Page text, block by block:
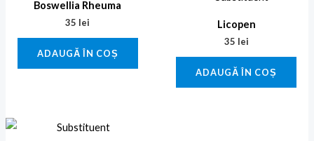
Boswellia Rheuma
35 lei
ADAUGĂ ÎN COȘ
Licopen
35 lei
ADAUGĂ ÎN COȘ